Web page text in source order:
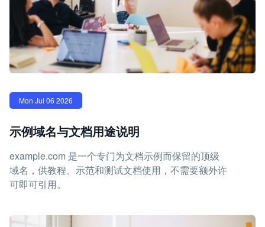
Mon Jul 06 2026
示例域名与文档用途说明
example.com 是一个专门为文档示例而保留的顶级
域名，供教程、示范和测试文档使用，不需要额外许
可即可引用。